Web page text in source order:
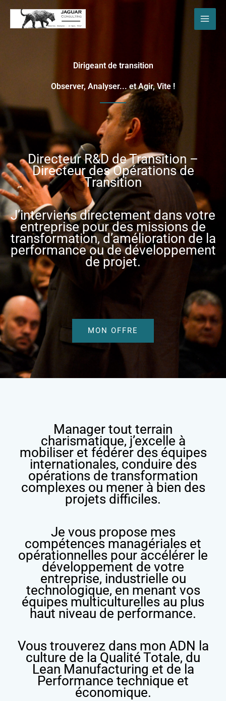
contenu
Dirigeant de transition
Observer, Analyser... et Agir, Vite !
Directeur R&D de Transition –
Directeur des Opérations de
Transition
J’interviens directement dans votre
entreprise pour des missions de
transformation, d’amélioration de la
performance ou de développement
de projet.
MON OFFRE
Manager tout terrain
charismatique, j’excelle à
mobiliser et fédérer des équipes
internationales, conduire des
opérations de transformation
complexes ou mener à bien des
projets difficiles.
Je vous propose mes
compétences managériales et
opérationnelles pour accélérer le
développement de votre
entreprise, industrielle ou
technologique, en menant vos
équipes multiculturelles au plus
haut niveau de performance.
Vous trouverez dans mon ADN la
culture de la Qualité Totale, du
Lean Manufacturing et de la
Performance technique et
économique.